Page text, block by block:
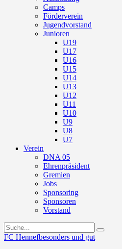
Camps
Förderverein
Jugendvorstand
Junioren
U19
U17
U16
U15
U14
U13
U12
U11
U10
U9
U8
U7
Verein
DNA 05
Ehrenpräsident
Gremien
Jobs
Sponsoring
Sponsoren
Vorstand
FC Hennefbesonders und gut